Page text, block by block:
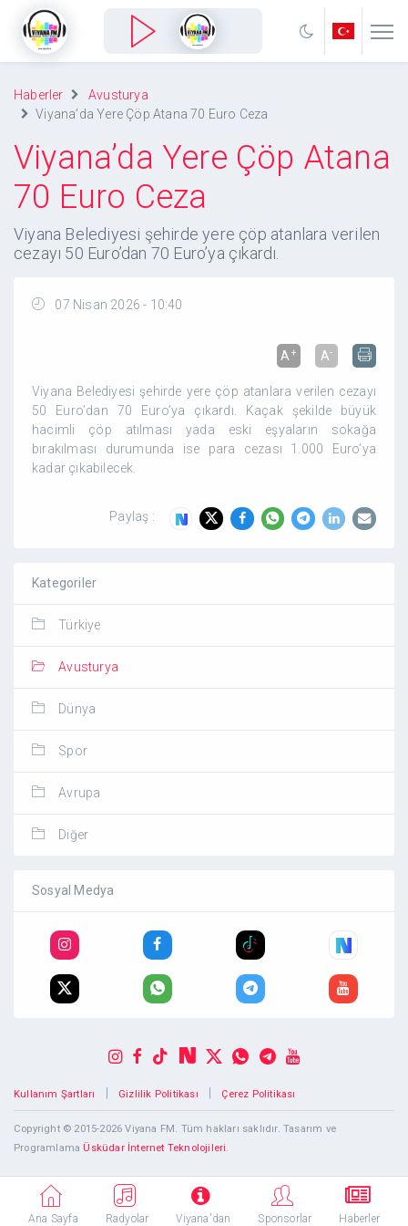
Ana Sayfa Radyolar Viyana'dan Sponsorlar Haberler
Haberler
Avusturya
Viyana’da Yere Çöp Atana 70 Euro Ceza
Viyana’da Yere Çöp Atana
70 Euro Ceza
Viyana Belediyesi şehirde yere çöp atanlara verilen
cezayı 50 Euro’dan 70 Euro’ya çıkardı.
07 Nisan 2026 - 10:40
A+ A-
Viyana Belediyesi şehirde yere çöp atanlara verilen cezayı
50 Euro’dan 70 Euro’ya çıkardı. Kaçak şekilde büyük
hacimli çöp atılması yada eski eşyaların sokağa
bırakılması durumunda ise para cezası 1.000 Euro’ya
kadar çıkabilecek.
Paylaş :
Kategoriler
Türkiye
Avusturya
Dünya
Spor
Avrupa
Diğer
Sosyal Medya
Kullanım Şartları Gizlilik Politikası Çerez Politikası
Copyright © 2015-2026 Viyana FM. Tüm hakları saklıdır. Tasarım ve
Programlama Üsküdar İnternet Teknolojileri.